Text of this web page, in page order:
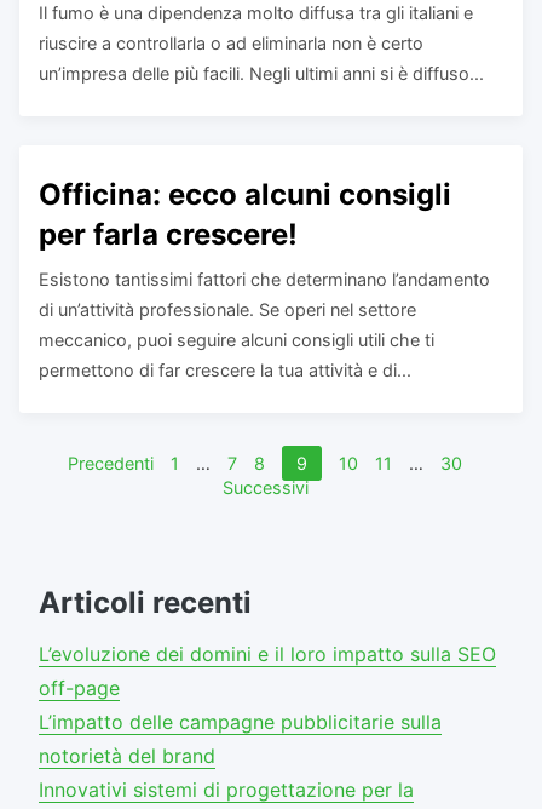
Il fumo è una dipendenza molto diffusa tra gli italiani e
riuscire a controllarla o ad eliminarla non è certo
un’impresa delle più facili. Negli ultimi anni si è diffuso...
Officina: ecco alcuni consigli
per farla crescere!
Esistono tantissimi fattori che determinano l’andamento
di un’attività professionale. Se operi nel settore
meccanico, puoi seguire alcuni consigli utili che ti
permettono di far crescere la tua attività e di...
Navigazione
Precedenti 1 … 7 8 9 10 11 …
30
Successivi
Articoli recenti
L’evoluzione dei domini e il loro impatto sulla SEO
off-page
L’impatto delle campagne pubblicitarie sulla
notorietà del brand
Innovativi sistemi di progettazione per la